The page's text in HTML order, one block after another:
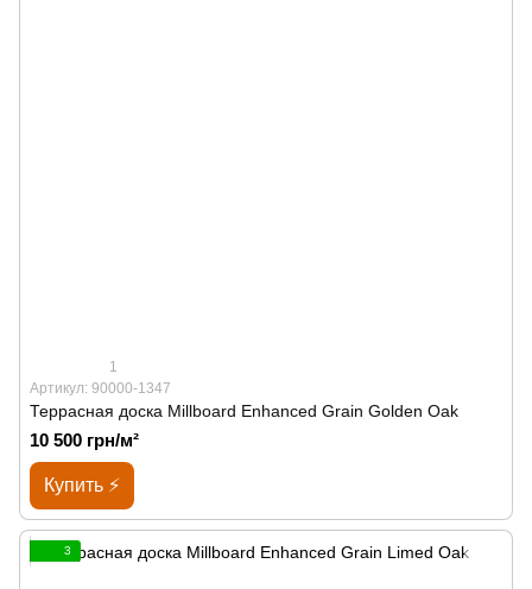
1
Артикул: 90000-1347
Террасная доска Millboard Enhanced Grain Golden Oak
10 500 грн/м²
Купить ⚡
3